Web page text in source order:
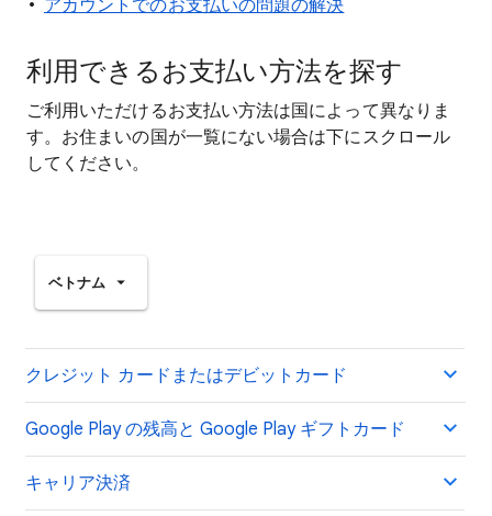
アカウントでのお支払いの問題の解決
利用できるお支払い方法を探す
ご利用いただけるお支払い方法は国によって異なりま
す。お住まいの国が一覧にない場合は下にスクロール
してください。
ベトナム
クレジット カードまたはデビットカード
Google Play の残高と Google Play ギフトカード
キャリア決済